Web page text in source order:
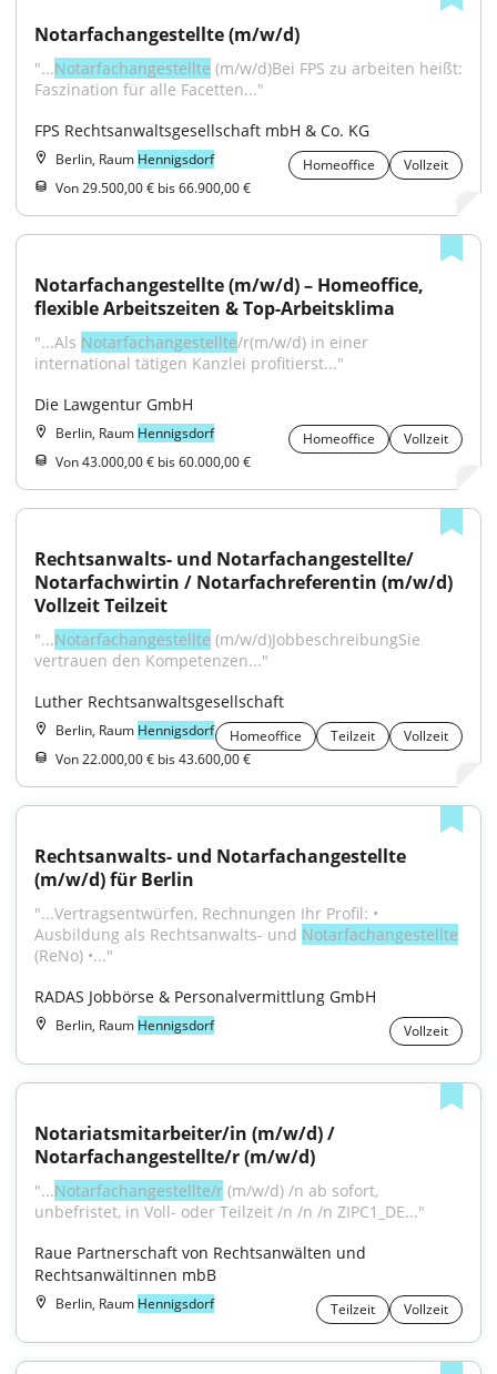
Notarfachangestellte (m/w/d)
"...Notarfachangestellte (m/w/d)Bei FPS zu arbeiten heißt:
Faszination für alle Facetten..."
FPS Rechtsanwaltsgesellschaft mbH & Co. KG
Berlin, Raum Hennigsdorf Homeoffice
Vollzeit
Von 29.500,00 € bis 66.900,00 €
Notarfachangestellte (m/w/d) – Homeoffice,
flexible Arbeitszeiten & Top-Arbeitsklima
"...Als Notarfachangestellte/r(m/w/d) in einer
international tätigen Kanzlei profitierst..."
Die Lawgentur GmbH
Berlin, Raum Hennigsdorf Homeoffice
Vollzeit
Von 43.000,00 € bis 60.000,00 €
Rechtsanwalts- und Notarfachangestellte/
Notarfachwirtin / Notarfachreferentin (m/w/d)
Vollzeit Teilzeit
"...Notarfachangestellte (m/w/d)JobbeschreibungSie
vertrauen den Kompetenzen..."
Luther Rechtsanwaltsgesellschaft
Berlin, Raum Hennigsdorf Homeoffice Teilzeit
Vollzeit
Von 22.000,00 € bis 43.600,00 €
Rechtsanwalts- und Notarfachangestellte
(m/w/d) für Berlin
"...Vertragsentwürfen, Rechnungen Ihr Profil: •
Ausbildung als Rechtsanwalts- und Notarfachangestellte
(ReNo) •..."
RADAS Jobbörse & Personalvermittlung GmbH
Berlin, Raum Hennigsdorf Vollzeit
Notariatsmitarbeiter/in (m/w/d) /
Notarfachangestellte/r (m/w/d)
"...Notarfachangestellte/r (m/w/d) /n ab sofort,
unbefristet, in Voll- oder Teilzeit /n /n /n ZIPC1_DE..."
Raue Partnerschaft von Rechtsanwälten und
Rechtsanwältinnen mbB
Berlin, Raum Hennigsdorf Teilzeit Vollzeit